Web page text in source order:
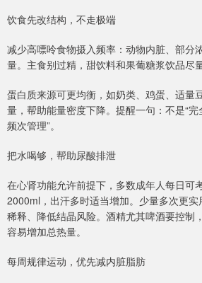
饮食先改结构，不走极端
减少高嘌呤食物摄入频率：动物内脏、部分
量。主食别过精，甜饮料和果葡糖浆饮品尽
蛋白质来源可更均衡，如奶类、鸡蛋、适量
量，帮助能量密度下降。提醒一句：不是“完
频次管理”。
把水喝够，帮助尿酸排泄
在心肾功能允许前提下，多数成年人每日可
2000ml，出汗多时适当增加。少量多次更
稀释、降低结晶风险。酒精尤其啤酒要控制
容易增加总热量。
每周规律运动，优先减内脏脂肪